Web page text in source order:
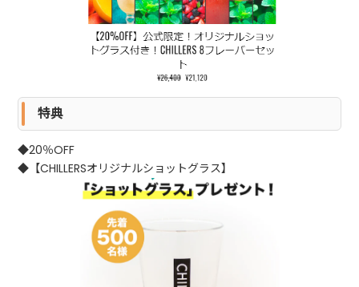
特典
◆20％OFF
◆ 【CHILLERSオリジナルショットグラス】